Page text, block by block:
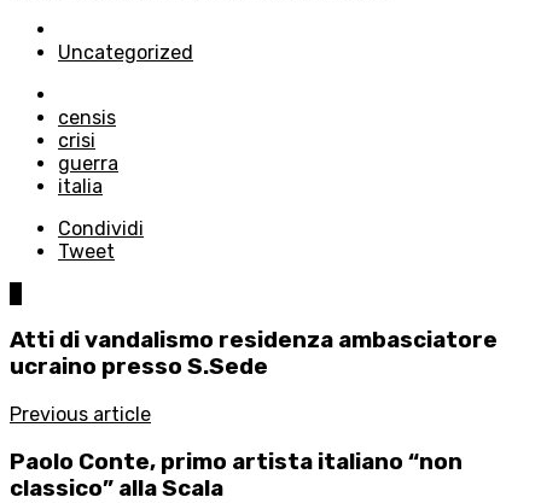
in
Uncategorized
with
censis
crisi
guerra
italia
Condividi
Tweet
Atti di vandalismo residenza ambasciatore
ucraino presso S.Sede
Previous article
Paolo Conte, primo artista italiano “non
classico” alla Scala